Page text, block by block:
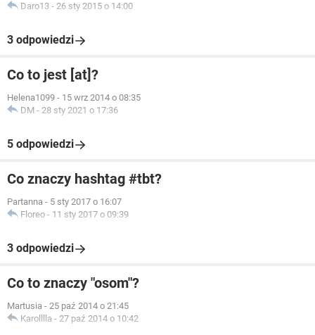
Daro13 - 26 sty 2015 o 14:00
3 odpowiedzi
Co to jest [at]?
Helena1099 - 15 wrz 2014 o 08:35
DM - 28 sty 2021 o 17:36
5 odpowiedzi
Co znaczy hashtag #tbt?
Partanna - 5 sty 2017 o 16:07
Floreo - 11 sty 2017 o 09:39
3 odpowiedzi
Co to znaczy "osom"?
Martusia - 25 paź 2014 o 21:45
Karolllla - 27 paź 2014 o 10:42